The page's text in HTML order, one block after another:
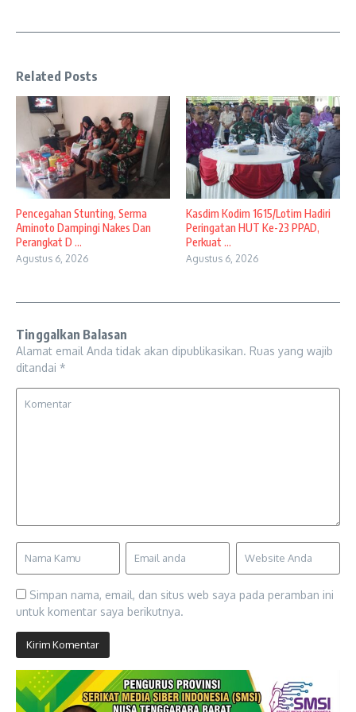
Related Posts
Pencegahan Stunting, Serma
Aminoto Dampingi Nakes Dan
Perangkat D ...
Agustus 6, 2026
Kasdim Kodim 1615/Lotim Hadiri
Peringatan HUT Ke-23 PPAD,
Perkuat ...
Agustus 6, 2026
Tinggalkan Balasan
Alamat email Anda tidak akan dipublikasikan. Ruas yang wajib
ditandai *
Simpan nama, email, dan situs web saya pada peramban ini
untuk komentar saya berikutnya.